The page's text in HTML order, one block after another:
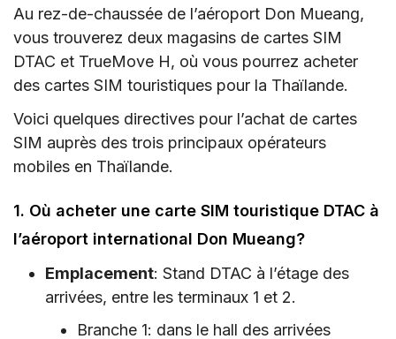
Au rez-de-chaussée de l’aéroport Don Mueang,
vous trouverez deux magasins de cartes SIM
DTAC et TrueMove H, où vous pourrez acheter
des cartes SIM touristiques pour la Thaïlande.
Voici quelques directives pour l’achat de cartes
SIM auprès des trois principaux opérateurs
mobiles en Thaïlande.
1. Où acheter une carte SIM touristique DTAC à
l’aéroport international Don Mueang?
Emplacement: Stand DTAC à l’étage des
arrivées, entre les terminaux 1 et 2.
Branche 1: dans le hall des arrivées